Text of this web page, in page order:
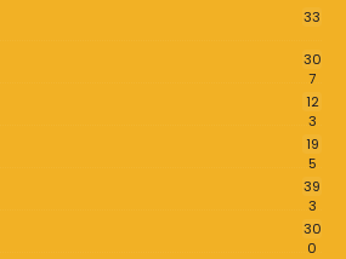
33
30
7
12
3
19
5
39
3
30
0